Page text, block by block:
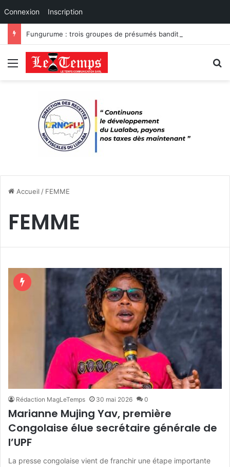
Connexion Inscription
Menu
Accueil / FEMME
FEMME
Rédaction MagLeTemps 30 mai 2026 0
Marianne Mujing Yav, première
Congolaise élue secrétaire générale de
l’UPF
La presse congolaise vient de franchir une étape importante